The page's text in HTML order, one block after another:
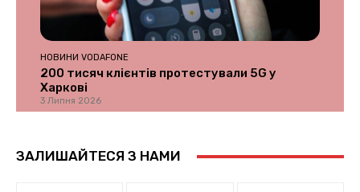
НОВИНИ VODAFONE
200 тисяч клієнтів протестували 5G у
Харкові
3 Липня 2026
ЗАЛИШАЙТЕСЯ З НАМИ